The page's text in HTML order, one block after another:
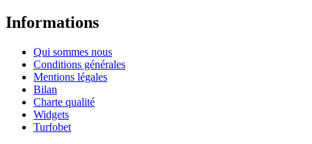
Informations
Qui sommes nous
Conditions générales
Mentions légales
Bilan
Charte qualité
Widgets
Turfobet